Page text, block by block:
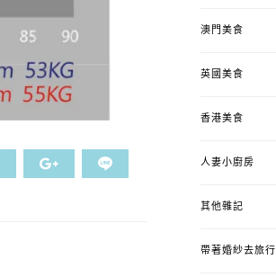
澳門美食
英國美食
香港美食
人妻小廚房
其他雜記
帶著婚紗去旅行